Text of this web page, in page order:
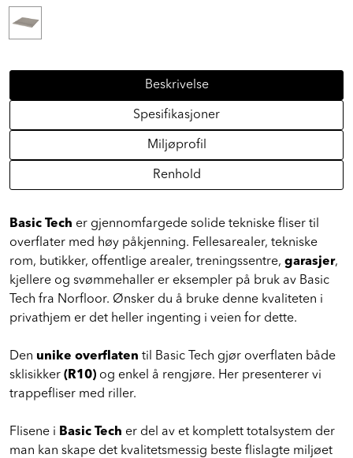
Beskrivelse
Spesifikasjoner
Miljøprofil
Renhold
Basic Tech er gjennomfargede solide tekniske fliser til
overflater med høy påkjenning. Fellesarealer, tekniske
rom, butikker, offentlige arealer, treningssentre, garasjer,
kjellere og svømmehaller er eksempler på bruk av Basic
Tech fra Norfloor. Ønsker du å bruke denne kvaliteten i
privathjem er det heller ingenting i veien for dette.
Den unike overflaten til Basic Tech gjør overflaten både
sklisikker (R10) og enkel å rengjøre. Her presenterer vi
trappefliser med riller.
Flisene i Basic Tech er del av et komplett totalsystem der
man kan skape det kvalitetsmessig beste flislagte miljøet